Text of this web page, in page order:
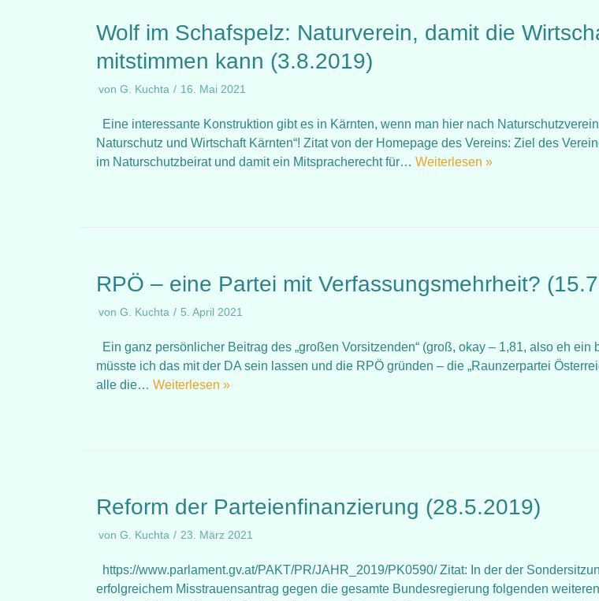
Wolf im Schafspelz: Naturverein, damit die
mitstimmen kann (3.8.2019)
von G. Kuchta 16. Mai 2021
Eine interessante Konstruktion gibt es in Kärnten, wenn man hier nach
Naturschutz und Wirtschaft Kärnten“! Zitat von der Homepage des Vereins: Ziel des
im Naturschutzbeirat und damit ein Mitspracherecht für… Weiterlesen »
RPÖ – eine Partei mit Verfassungsmehrheit?
von G. Kuchta 5. April 2021
Ein ganz persönlicher Beitrag des „großen Vorsitzenden“ (groß, okay – 1,81, also eh ein
müsste ich das mit der DA sein lassen und die RPÖ gründen – die „Raunzerpartei
alle die… Weiterlesen »
Reform der Parteienfinanzierung (28.5.2019)
von G. Kuchta 23. März 2021
https://www.parlament.gv.at/PAKT/PR/JAHR_2019/PK0590/ Zitat: In der der
erfolgreichem Misstrauensantrag gegen die gesamte Bundesregierung folgenden